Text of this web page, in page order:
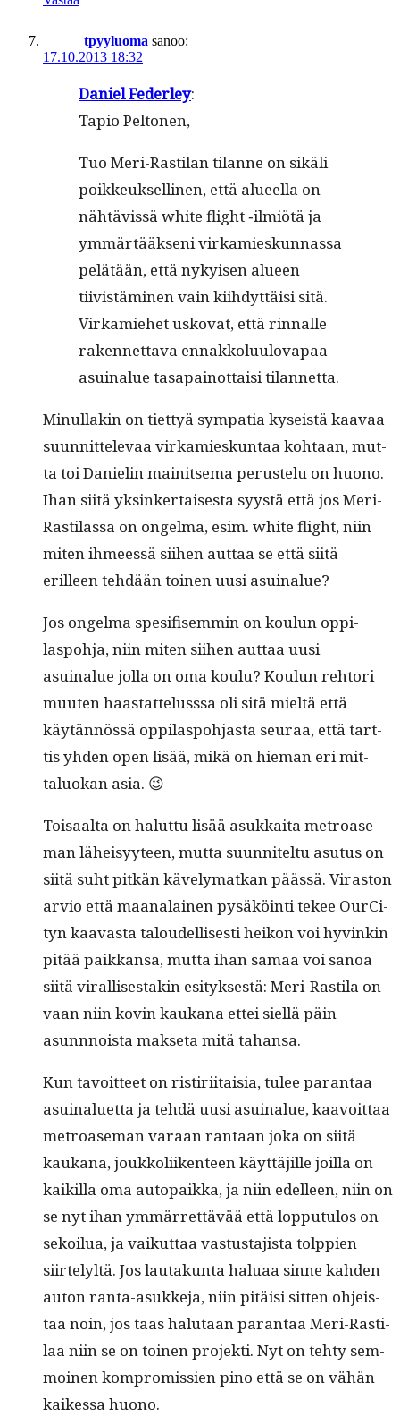
tpyyluoma sanoo:
17.10.2013 18:32
Daniel Fed­er­ley:
Tapio Peltonen,
Tuo Meri-Rasti­lan tilanne on sikäli
poikkeuk­selli­nen, että alueel­la on
nähtävis­sä white flight ‑ilmiötä ja
ymmärtääk­seni virkamieskun­nas­sa
pelätään, että nykyisen alueen
tiivistämi­nen vain kiihdyt­täisi sitä.
Virkamiehet usko­vat, että rin­nalle
raken­net­ta­va ennakkolu­ulo­va­paa
asuinalue tas­apain­ot­taisi tilannetta.
Min­ul­lakin on tiet­tyä sym­pa­tia kyseistä kaavaa
suun­nit­tel­e­vaa virkamieskun­taa kohtaan, mut­
ta toi Danielin mainit­se­ma perustelu on huono.
Ihan siitä yksinker­tais­es­ta syys­tä että jos Meri-
Rasti­las­sa on ongel­ma, esim. white flight, niin
miten ihmeessä siihen aut­taa se että siitä
erilleen tehdään toinen uusi asuinalue?
Jos ongel­ma spe­si­fisem­min on koulun oppi­
laspo­h­ja, niin miten siihen aut­taa uusi
asuinalue jol­la on oma koulu? Koulun rehtori
muuten haas­tat­telusssa oli sitä mieltä että
käytän­nössä oppi­laspo­h­jas­ta seu­raa, että tart­
tis yhden open lisää, mikä on hie­man eri mit­
talu­okan asia. 😉
Toisaal­ta on halut­tu lisää asukkai­ta metroase­
man läheisyy­teen, mut­ta suun­nitel­tu asu­tus on
siitä suht pitkän käve­ly­matkan päässä. Viras­ton
arvio että maanalainen pysäköin­ti tekee OurCi­
tyn kaavas­ta taloudel­lis­es­ti heikon voi hyvinkin
pitää paikkansa, mut­ta ihan samaa voi sanoa
siitä viral­lis­es­takin esi­tyk­ses­tä: Meri-Rasti­la on
vaan niin kovin kaukana ettei siel­lä päin
asunnnoista mak­se­ta mitä tahansa.
Kun tavoit­teet on ris­tiri­itaisia, tulee paran­taa
asuinaluet­ta ja tehdä uusi asuinalue, kaavoit­taa
metroase­man varaan rantaan joka on siitä
kaukana, joukkoli­iken­teen käyt­täjille joil­la on
kaikil­la oma autopaik­ka, ja niin edelleen, niin on
se nyt ihan ymmär­ret­tävää että lop­putu­los on
sekoilua, ja vaikut­taa vas­tus­ta­jista tolp­pi­en
siirte­lyltä. Jos lau­takun­ta halu­aa sinne kah­den
auton ranta-asukke­ja, niin pitäisi sit­ten ohjeis­
taa noin, jos taas halu­taan paran­taa Meri-Rasti­
laa niin se on toinen pro­jek­ti. Nyt on tehty sem­
moinen kom­pro­missien pino että se on vähän
kaikessa huono.